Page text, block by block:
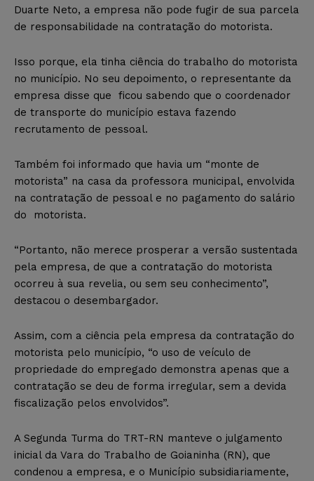
Duarte Neto, a empresa não pode fugir de sua parcela
de responsabilidade na contratação do motorista.
Isso porque, ela tinha ciência do trabalho do motorista
no município. No seu depoimento, o representante da
empresa disse que ficou sabendo que o coordenador
de transporte do município estava fazendo
recrutamento de pessoal.
Também foi informado que havia um “monte de
motorista” na casa da professora municipal, envolvida
na contratação de pessoal e no pagamento do salário
do motorista.
“Portanto, não merece prosperar a versão sustentada
pela empresa, de que a contratação do motorista
ocorreu à sua revelia, ou sem seu conhecimento”,
destacou o desembargador.
Assim, com a ciência pela empresa da contratação do
motorista pelo município, “o uso de veículo de
propriedade do empregado demonstra apenas que a
contratação se deu de forma irregular, sem a devida
fiscalização pelos envolvidos”.
A Segunda Turma do TRT-RN manteve o julgamento
inicial da Vara do Trabalho de Goianinha (RN), que
condenou a empresa, e o Município subsidiariamente,